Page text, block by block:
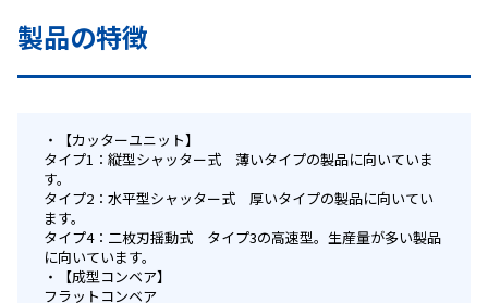
製品の特徴
【カッターユニット】
タイプ1：縦型シャッター式 薄いタイプの製品に向いていま
す。
タイプ2：水平型シャッター式 厚いタイプの製品に向いてい
ます。
タイプ4：二枚刃揺動式 タイプ3の高速型。生産量が多い製品
に向いています。
【成型コンベア】
フラットコンベア